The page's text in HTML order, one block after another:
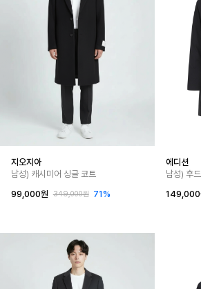
지오지아
남성) 캐시미어 싱글 코트
99,000원
349,000원 71%
에디션
남성) 후
149,000